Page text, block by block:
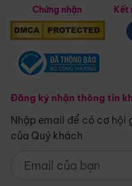
Chứng nhận
Đăng ký nhận thông tin
Nhập email để có cơ hội
của Quý khách
Kết